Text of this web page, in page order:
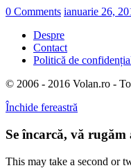
0 Comments ianuarie 26,
Despre
Contact
Politică de
© 2006 - 2016 Volan.ro -
Închide fereastră
Se încarcă, vă rugăm
This may take a second or